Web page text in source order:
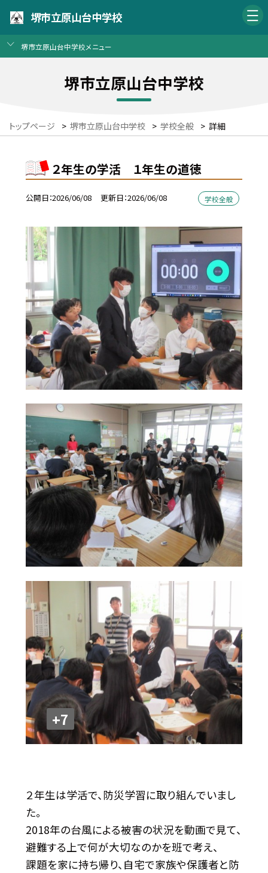
堺市立原山台中学校
堺市立原山台中学校メニュー
堺市立原山台中学校
トップページ > 堺市立原山台中学校 > 学校全般 > 詳細
２年生の学活 １年生の道徳
公開日 2026/06/08 更新日 2026/06/08 学校全般
+7
２年生は学活で、防災学習に取り組んでいまし
た。
2018年の台風による被害の状況を動画で見て、
避難する上で何が大切なのかを班で考え、
課題を家に持ち帰り、自宅で家族や保護者と防